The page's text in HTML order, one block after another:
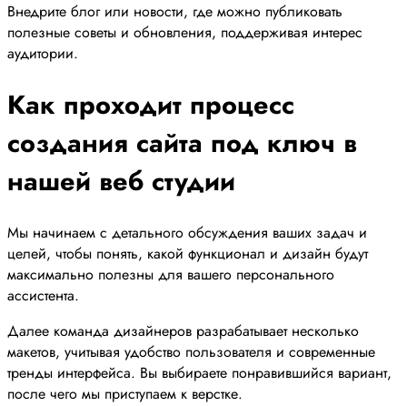
Внедрите блог или новости, где можно публиковать
полезные советы и обновления, поддерживая интерес
аудитории.
Как проходит процесс
создания сайта под ключ в
нашей веб студии
Мы начинаем с детального обсуждения ваших задач и
целей, чтобы понять, какой функционал и дизайн будут
максимально полезны для вашего персонального
ассистента.
Далее команда дизайнеров разрабатывает несколько
макетов, учитывая удобство пользователя и современные
тренды интерфейса. Вы выбираете понравившийся вариант,
после чего мы приступаем к верстке.